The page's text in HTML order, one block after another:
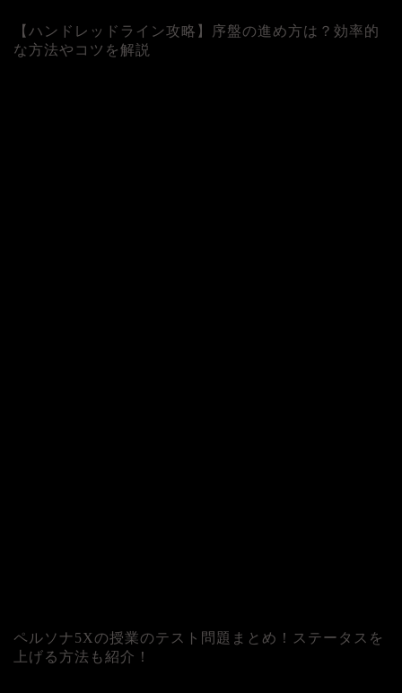
【ハンドレッドライン攻略】序盤の進め方は？効率的
な方法やコツを解説
ペルソナ5Xの授業のテスト問題まとめ！ステータスを
上げる方法も紹介！